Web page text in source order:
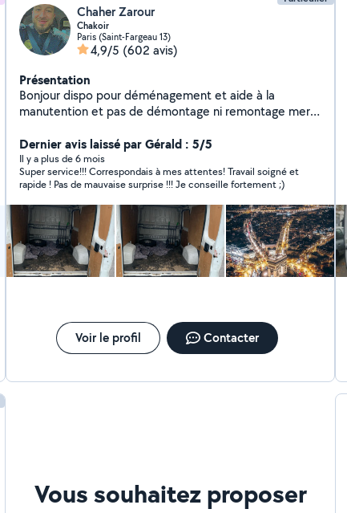
Chaher Zarour
Chakoir
Paris (Saint-Fargeau 13)
4,9/5 (602 avis)
Présentation
Bonjour dispo pour déménagement et aide à la
manutention et pas de démontage ni remontage merci
Dernier avis laissé par Gérald : 5/5
Il y a plus de 6 mois
Super service!!! Correspondais à mes attentes! Travail soigné et
rapide ! Pas de mauvaise surprise !!! Je conseille fortement ;)
Voir le profil Contacter
Vous souhaitez proposer